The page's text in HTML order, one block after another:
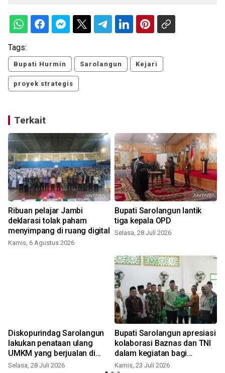
Tags:
Bupati Hurmin Sarolangun Kejari
proyek strategis
Terkait
Ribuan pelajar Jambi
deklarasi tolak paham
menyimpang di ruang digital
Kamis, 6 Agustus 2026
Bupati Sarolangun lantik
tiga kepala OPD
Selasa, 28 Juli 2026
Diskopurindag Sarolangun
lakukan penataan ulang
UMKM yang berjualan di
laman basamo
Selasa, 28 Juli 2026
Bupati Sarolangun apresiasi
kolaborasi Baznas dan TNI
dalam kegiatan bagi
sembako dan layanan
Kamis, 23 Juli 2026